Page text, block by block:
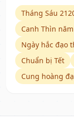
Tháng Sáu
Canh Thìn
Ngày hắc đạo
Chuẩn bị Tết
Cung hoàng